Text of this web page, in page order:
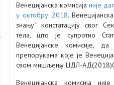
Венецијанска комисија није
у октобру 2018.
знању“ констатацију свог
тела, што је супротно
Венецијанске комисије,
препорукама које је
свом мишљењу ЦДЛ-
Венецијанска комисија